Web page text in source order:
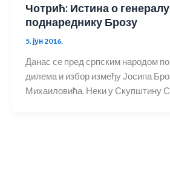
Чотрић: Истина о
поднареднику Брозу
5. јун 2016.
Данас се пред српским народом
дилема и избор између Јосипа
Михаиловића. Неки у Скупштину